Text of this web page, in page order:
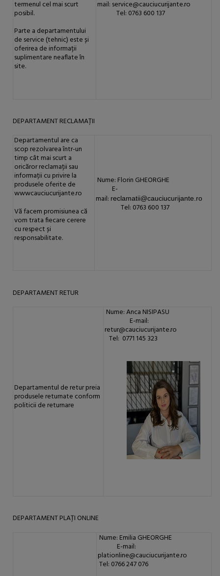
termenul cel mai scurt
posibil.
Parte a departamentului
de service (tehnic) este și
oferirea de informații
suplimentare neaflate în
site.
mail: service@cauciucurijante.ro
Tel: 0763 600 137
DEPARTAMENT RECLAMAȚII
Departamentul are ca
scop rezolvarea într-un
timp cât mai scurt a
oricăror reclamații sau
informații cu privire la
produsele oferite de
wwwcauciucurijante.ro
Vă facem promisiunea că
vom trata fiecare cerere
cu respect și
responsabilitate.
Nume: Florin GHEORGHE
E-
mail: reclamatii@cauciucurijante.ro
Tel: 0763 600 137
DEPARTAMENT RETUR
Departamentul de retur preia
produsele returnate conform
politicii de returnare
Nume: Anca NISIPASU
E-mail:
retur@cauciucurijante.ro
Tel: 0771 145 323
DEPARTAMENT PLAȚI ONLINE
Nume: Emilia GHEORGHE
E-mail:
plationline@cauciucurijante.ro
Tel: 0766 247 076